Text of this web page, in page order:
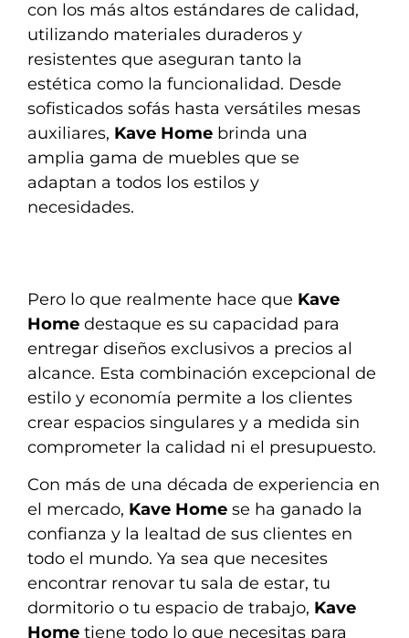
con los más altos estándares de calidad,
utilizando materiales duraderos y
resistentes que aseguran tanto la
estética como la funcionalidad. Desde
sofisticados sofás hasta versátiles mesas
auxiliares, Kave Home brinda una
amplia gama de muebles que se
adaptan a todos los estilos y
necesidades.
Pero lo que realmente hace que Kave
Home destaque es su capacidad para
entregar diseños exclusivos a precios al
alcance. Esta combinación excepcional de
estilo y economía permite a los clientes
crear espacios singulares y a medida sin
comprometer la calidad ni el presupuesto.
Con más de una década de experiencia en
el mercado, Kave Home se ha ganado la
confianza y la lealtad de sus clientes en
todo el mundo. Ya sea que necesites
encontrar renovar tu sala de estar, tu
dormitorio o tu espacio de trabajo, Kave
Home tiene todo lo que necesitas para